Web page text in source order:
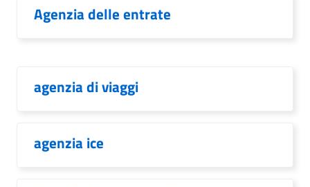
Agenzia delle entrate
agenzia di viaggi
agenzia ice